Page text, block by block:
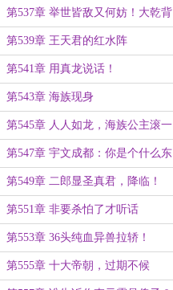
第537章 举世皆敌又何妨！大乾背
叛人族？
第539章 王天君的红水阵
第541章 用真龙说话！
第543章 海族现身
第545章 人人如龙，海族公主滚一
边去！
第547章 宇文成都：你是个什么东
西！
第549章 二郎显圣真君，降临！
第551章 非要杀怕了才听话
第553章 36头纯血异兽拉轿！
第555章 十大帝朝，过期不候